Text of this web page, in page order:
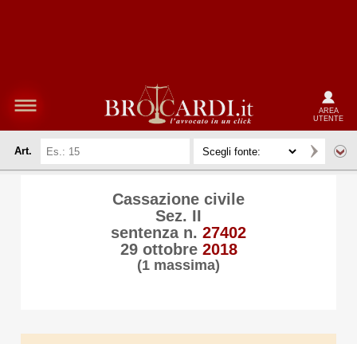
AREA
UTENTE
Art.
Cassazione civile
Sez. II
sentenza n. 27402
29 ottobre 2018
(1 massima)